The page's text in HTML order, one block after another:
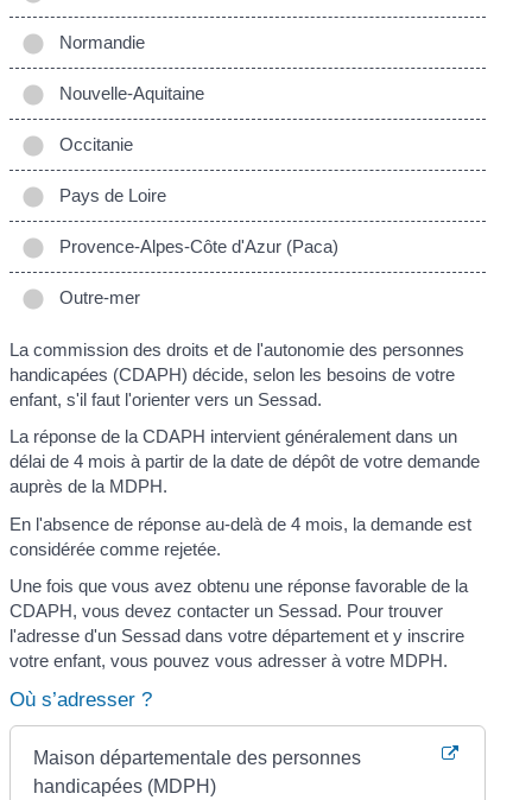
Normandie
Nouvelle-Aquitaine
Occitanie
Pays de Loire
Provence-Alpes-Côte d'Azur (Paca)
Outre-mer
La commission des droits et de l'autonomie des personnes
handicapées (CDAPH) décide, selon les besoins de votre
enfant, s'il faut l'orienter vers un Sessad.
La réponse de la CDAPH intervient généralement dans un
délai de 4 mois à partir de la date de dépôt de votre demande
auprès de la MDPH.
En l'absence de réponse au-delà de 4 mois, la demande est
considérée comme rejetée.
Une fois que vous avez obtenu une réponse favorable de la
CDAPH, vous devez contacter un Sessad. Pour trouver
l'adresse d'un Sessad dans votre département et y inscrire
votre enfant, vous pouvez vous adresser à votre MDPH.
Où s’adresser ?
Maison départementale des personnes
handicapées (MDPH)